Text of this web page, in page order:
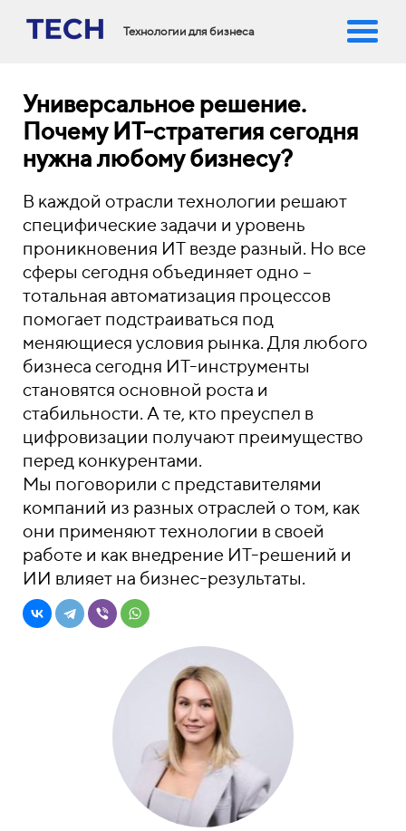
Технологии для бизнеса
Универсальное решение.
Почему ИТ-стратегия сегодня
нужна любому бизнесу?
В каждой отрасли технологии решают
специфические задачи и уровень
проникновения ИТ везде разный. Но все
сферы сегодня объединяет одно –
тотальная автоматизация процессов
помогает подстраиваться под
меняющиеся условия рынка. Для любого
бизнеса сегодня ИТ-инструменты
становятся основной роста и
стабильности. А те, кто преуспел в
цифровизации получают преимущество
перед конкурентами.
Мы поговорили с представителями
компаний из разных отраслей о том, как
они применяют технологии в своей
работе и как внедрение ИТ-решений и
ИИ влияет на бизнес-результаты.